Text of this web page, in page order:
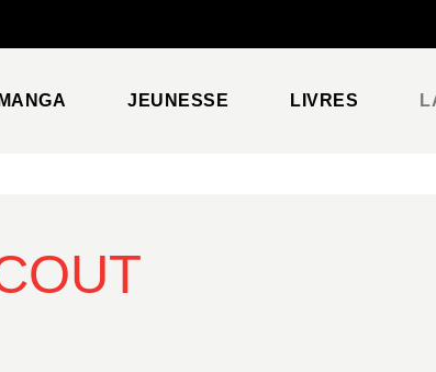
MANGA JEUNESSE LIVRES